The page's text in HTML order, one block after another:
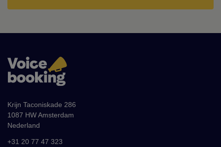
Krijn Taconiskade 286
1087 HW Amsterdam
Nederland
+31 20 77 47 323